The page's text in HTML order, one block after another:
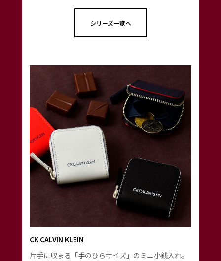
シリーズ一覧へ
CK CALVIN KLEIN
片手に収まる「手のひらサイズ」のミニ小銭入れ。